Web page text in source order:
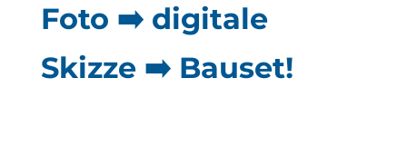
Foto ➡️ digitale
Skizze ➡️ Bauset!